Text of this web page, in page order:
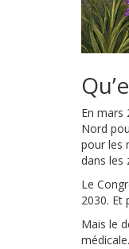
En mars
Nord
pour les
dans les
Le
2030. Et
Mais le